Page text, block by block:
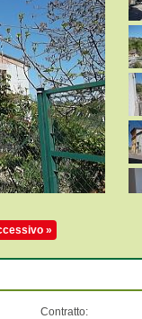
»
Contratto: